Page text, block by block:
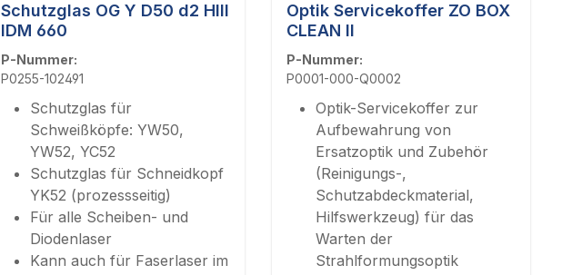
Schutzglas OG Y D50 d2 HIII
IDM 660
P-Nummer:
P0255-102491
Schutzglas für
Schweißköpfe: YW50,
YW52, YC52
Schutzglas für Schneidkopf
YK52 (prozessseitig)
Für alle Scheiben- und
Diodenlaser
Kann auch für Faserlaser im
Optik Servicekoffer ZO BOX
CLEAN II
P-Nummer:
P0001-000-Q0002
Optik-Servicekoffer zur
Aufbewahrung von
Ersatzoptik und Zubehör
(Reinigungs-,
Schutzabdeckmaterial,
Hilfswerkzeug) für das
Warten der
Strahlformungsoptik